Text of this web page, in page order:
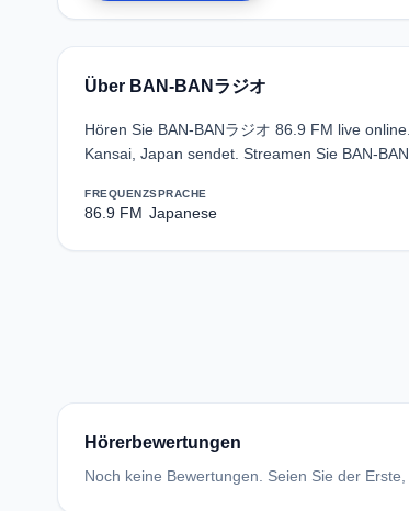
Über BAN-BANラジオ
Hören Sie BAN-BANラジオ 86.9 FM live
Kansai, Japan sendet. Streamen Sie BAN-
FREQUENZ
86.9 FM
SPRACHE
Japanese
Hörerbewertungen
Noch keine Bewertungen. Seien Sie der